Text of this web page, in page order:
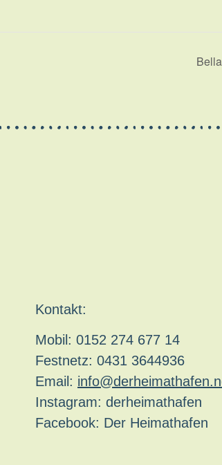
Kontakt:
Mobil: 0152 274 677 14
Festnetz: 0431 3644936
Email:
Instagram: derheimathafen
Facebook: Der Heimathafen